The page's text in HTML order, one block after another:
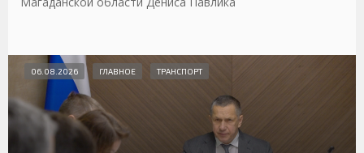
06.08.2026 ГЛАВНОЕ ТРАНСПОРТ